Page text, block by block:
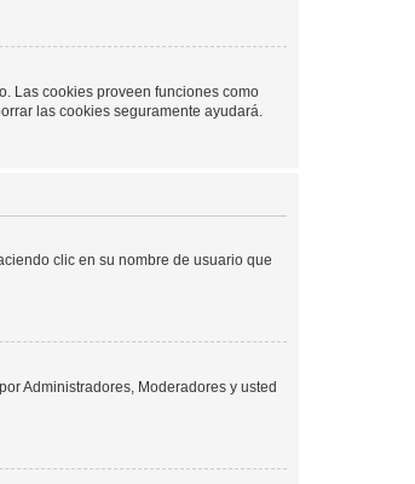
Las cookies proveen funciones como
las cookies seguramente ayudará.
clic en su nombre de usuario que
Administradores, Moderadores y usted